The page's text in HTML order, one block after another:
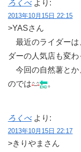
ろくべ より:
2013年10月15日 22:15
>YASさん
最近のライダーは
ダーの人気店も変わ
今回の自然薯とか
のでは
。
ろくべ より:
2013年10月15日 22:17
>きりやまさん